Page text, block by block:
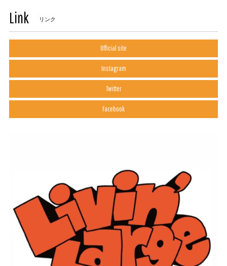
Link リンク
Official site
Instagram
Twitter
Facebook